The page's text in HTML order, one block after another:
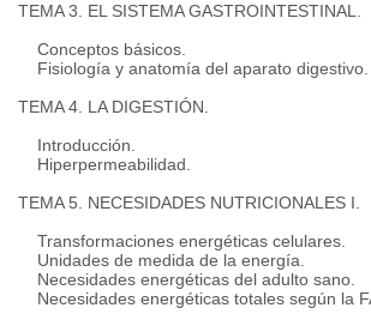
TEMA 3. EL SISTEMA GASTROINTESTINAL.
Conceptos básicos.
Fisiología y anatomía del aparato digestivo.
TEMA 4. LA DIGESTIÓN.
Introducción.
Hiperpermeabilidad.
TEMA 5. NECESIDADES NUTRICIONALES I.
Transformaciones energéticas celulares.
Unidades de medida de la energía.
Necesidades energéticas del adulto sano.
Necesidades energéticas totales según la